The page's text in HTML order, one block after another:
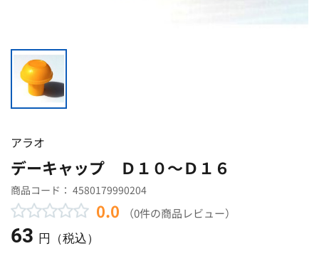
アラオ
デーキャップ Ｄ１０〜Ｄ１６
商品コード： 4580179990204
0.0 （0件の商品レビュー）
63 円（税込）